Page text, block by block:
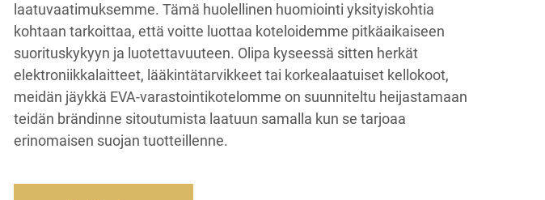
laatuvaatimuksemme. Tämä huolellinen huomiointi yksityiskohtia
kohtaan tarkoittaa, että voitte luottaa koteloidemme pitkäaikaiseen
suorituskykyyn ja luotettavuuteen. Olipa kyseessä sitten herkät
elektroniikkalaitteet, lääkintätarvikkeet tai korkealaatuiset kellokoot,
meidän jäykkä EVA-varastointikotelomme on suunniteltu heijastamaan
teidän brändinne sitoutumista laatuun samalla kun se tarjoaa
erinomaisen suojan tuotteillenne.